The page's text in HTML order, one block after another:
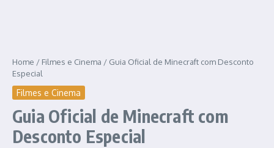
Home / Filmes e Cinema / Guia Oficial de Minecraft com Desconto
Especial
Filmes e Cinema
Guia Oficial de Minecraft com
Desconto Especial